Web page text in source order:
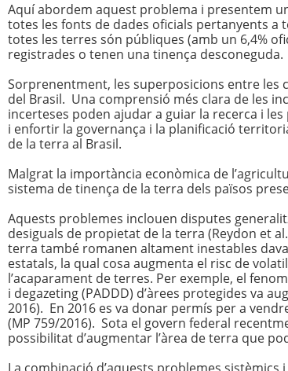
Aquí abordem aquest problema i presentem
totes les fonts de dades oficials pertanyents a
totes les terres són públiques (amb un 6,4%
registrades o tenen una tinença desconeguda.
Sorprenentment, les superposicions entre
del Brasil. Una comprensió més clara de les
incerteses poden ajudar a guiar la recerca i
i enfortir la governança i la planificació
de la terra al Brasil.
Malgrat la importància econòmica de
sistema de tinença de la terra dels països
Aquests problemes inclouen disputes
desiguals de propietat de la terra (Reydon et
terra també romanen altament inestables
estatals, la qual cosa augmenta el risc de
l’acaparament de terres. Per exemple, el
i degazeting (PADDD) d’àrees protegides va
2016). En 2016 es va donar permís per a
(MP 759/2016). Sota el govern federal
possibilitat d’augmentar l’àrea de terra que